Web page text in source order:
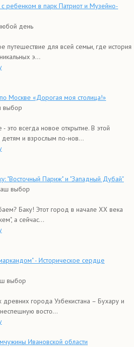
ребенком в парк Патриот и Музейно-
день
путешествие для всей семьи, где история
э...
Москве «Дорогая моя столица!»
выбор
это всегда новое открытие. В этой
и взрослым по-нов...
"Восточный Париж" и "Западный Дубай"
выбор
Баку! Этот город в начале XX века
а сейчас...
- Историческое сердце
выбор
древних города Узбекистана – Бухару и
восто...
Ивановской области